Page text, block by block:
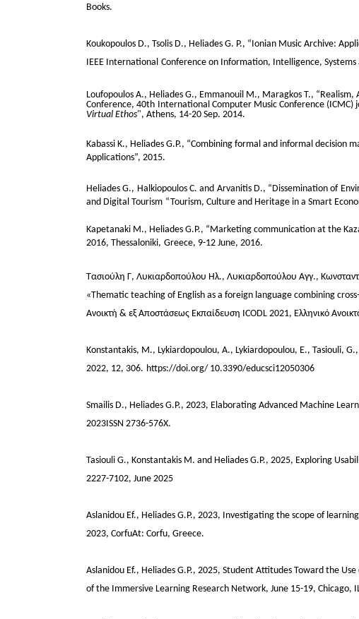
Books.
Koukopoulos D., Tsolis D., Heliades G. P., “Ionian Music Archive:
IEEE International Conference on Information, Intelligence, Systems
Loufopoulos A., Heliades G., Emmanouil M., Maragkos T.,
Conference, 40th International Computer Music Conference
Virtual Ethos", Athens, 14-20 Sep. 2014.
Kabassi K., Heliades G.P., “Combining formal and informal decision
Applications”, 2015.
Heliades G., Halkiopoulos C. and Arvanitis D., “Dissemination of
and Digital Tourism “Tourism, Culture and Heritage in a Smart
Kapetanaki M., Heliades G.P., “Marketing communication at the
2016, Thessaloniki, Greece, 9-12 June, 2016.
Τασιούλη Γ, Λυκιαρδοπούλου Ηλ., Λυκιαρδοπούλου Αγγ.,
«Thematic teaching of English as a foreign language combining
Ανοικτή & εξ Αποστάσεως Εκπαίδευση ICODL 2021, Ελληνικό
Konstantakis, M., Lykiardopoulou, A., Lykiardopoulou, E., Tasiouli,
2022, 12, 306. https://doi.org/ 10.3390/educsci12050306
Smailis D., Heliades G.P., 2023, Elaborating Advanced Machine
2023ISSN 2736-576X.
Tasiouli G., Konstantakis M. and Heliades G.P., 2025, Exploring
2227-7102, June 2025
Aslanidou Ef., Heliades G.P., 2023, Investigating the scope of
2023, CorfuAt: Corfu, Greece.
Aslanidou Ef., Heliades G.P., 2025, Student Attitudes Toward the
of the Immersive Learning Research Network, June 15-19, Chicago,